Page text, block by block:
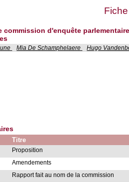
commission d'enquête
Mia De Schamphelaere Hugo
Titre
Proposition
Amendements
Rapport fait au nom de la commission